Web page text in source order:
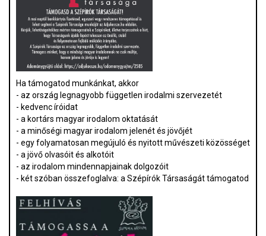
Ha támogatod munkánkat, akkor
- az ország legnagyobb független irodalmi szervezetét
- kedvenc íróidat
- a kortárs magyar irodalom oktatását
- a minőségi magyar irodalom jelenét és jövőjét
- egy folyamatosan megújuló és nyitott művészeti közösséget
- a jövő olvasóit és alkotóit
- az irodalom mindennapjainak dolgozóit
- két szóban összefoglalva: a Szépírók Társaságát támogatod